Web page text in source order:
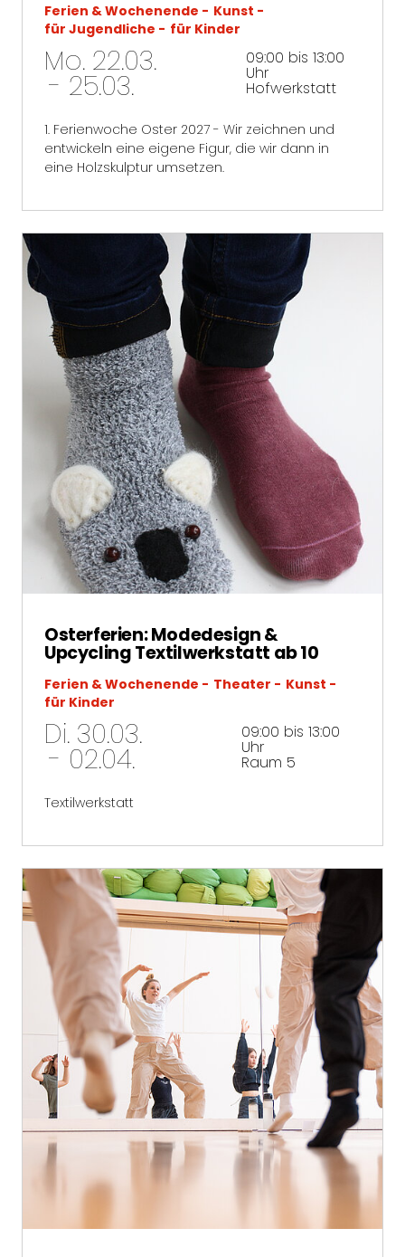
Ferien & Wochenende
Kunst
für Jugendliche
für Kinder
Mo. 22.03.
- 25.03.
09:00 bis 13:00
Uhr
Hofwerkstatt
1. Ferienwoche Oster 2027 - Wir zeichnen und
entwickeln eine eigene Figur, die wir dann in
eine Holzskulptur umsetzen.
Osterferien: Modedesign &
Upcycling Textilwerkstatt ab 10
Ferien & Wochenende Theater
Kunst
für Kinder
Di. 30.03.
- 02.04.
09:00 bis 13:00
Uhr
Raum 5
Textilwerkstatt